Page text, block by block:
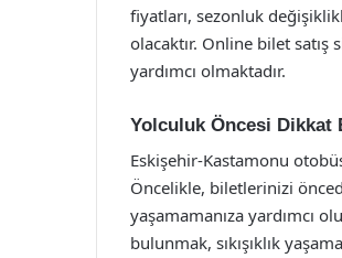
fiyatları, sezonluk
olacaktır. Online bilet satış
yardımcı olmaktadır.
Yolculuk Öncesi Dikkat
Eskişehir-Kastamonu
Öncelikle, biletlerinizi
yaşamamanıza yardımcı
bulunmak, sıkışıklık